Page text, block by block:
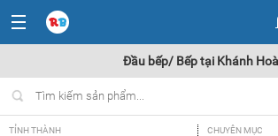
Đầu bếp/ Bếp tại Khánh Hoà
TỈNH THÀNH CHUYÊN MỤC